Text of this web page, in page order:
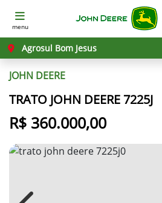
menu
Agrosul Bom Jesus
JOHN DEERE
TRATO JOHN DEERE 7225J
R$ 360.000,00